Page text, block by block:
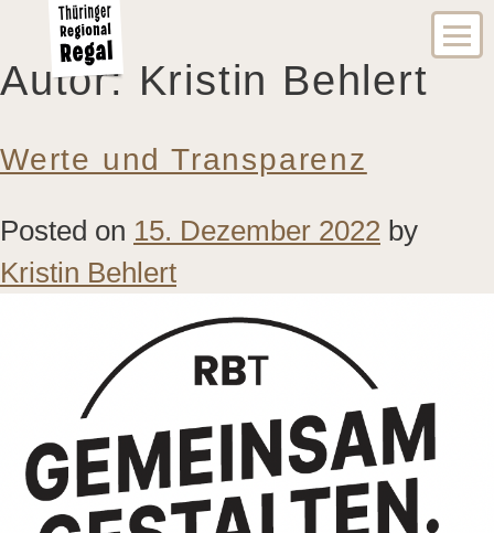
Autor: Kristin Behlert
Werte und Transparenz
Posted on 15. Dezember 2022 by
Kristin Behlert